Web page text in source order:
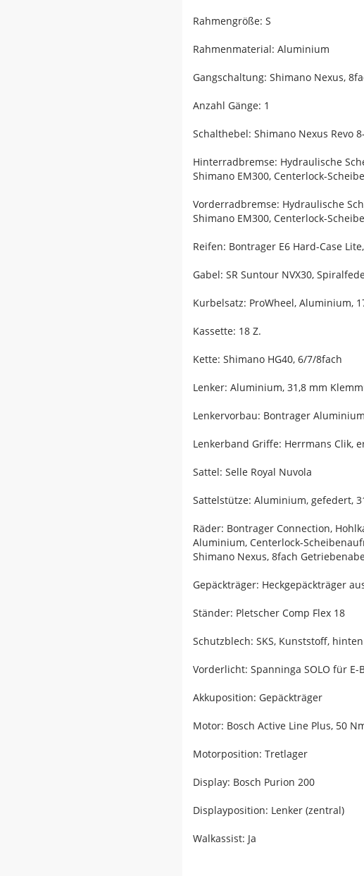
Rahmengröße: S
Rahmenmaterial: Aluminium
Gangschaltung: Shimano Nexus,
Anzahl Gänge: 1
Schalthebel: Shimano Nexus Revo
Hinterradbremse: Hydraulische
Shimano EM300, Centerlock-
Vorderradbremse: Hydraulische
Shimano EM300, Centerlock-
Reifen: Bontrager E6 Hard-Case
Gabel: SR Suntour NVX30,
Kurbelsatz: ProWheel, Aluminium,
Kassette: 18 Z.
Kette: Shimano HG40, 6/7/8fach
Lenker: Aluminium, 31,8 mm
Lenkervorbau: Bontrager
Lenkerband Griffe: Herrmans Clik,
Sattel: Selle Royal Nuvola
Sattelstütze: Aluminium, gefedert,
Räder: Bontrager Connection,
Aluminium, Centerlock-
Shimano Nexus, 8fach
Gepäckträger: Heckgepäckträger
Ständer: Pletscher Comp Flex 18
Schutzblech: SKS, Kunststoff,
Vorderlicht: Spanninga SOLO für E-
Akkuposition: Gepäckträger
Motor: Bosch Active Line Plus, 50
Motorposition: Tretlager
Display: Bosch Purion 200
Displayposition: Lenker (zentral)
Walkassist: Ja